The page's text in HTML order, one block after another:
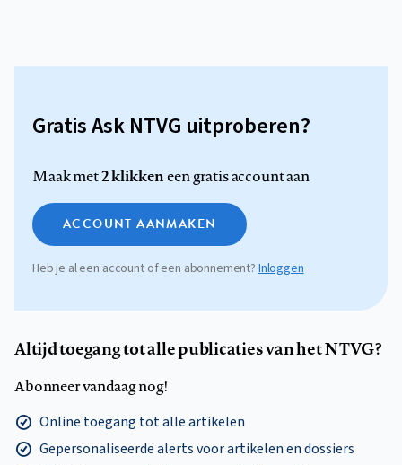
Gratis Ask NTVG uitproberen?
Maak met2 klikkeneen gratis account aan
ACCOUNT AANMAKEN
Heb je al een account of een abonnement?Inloggen
Altijd toegang tot alle publicaties van het NTVG?
Abonneer vandaag nog!
Online toegang tot alle artikelen
Gepersonaliseerde alerts voor artikelen en dossiers